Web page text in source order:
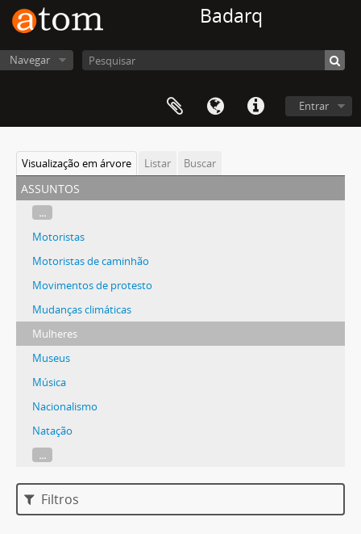
Badarq
Navegar
Entrar
Visualização em árvore Listar Buscar
assuntos
...
Motoristas
Motoristas de caminhão
Movimentos de protesto
Mudanças climáticas
Mulheres
Museus
Música
Nacionalismo
Natação
...
Filtros